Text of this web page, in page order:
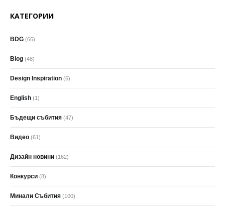
КАТЕГОРИИ
BDG (66)
Blog (48)
Design Inspiration (6)
English (1)
Бъдещи събития (47)
Видео (61)
Дизайн новини (162)
Конкурси (8)
Минали Събития (100)